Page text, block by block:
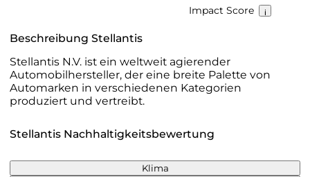
Impact Score
Beschreibung Stellantis
Stellantis N.V. ist ein weltweit agierender
Automobilhersteller, der eine breite Palette von
Automarken in verschiedenen Kategorien
produziert und vertreibt.
Stellantis Nachhaltigkeitsbewertung
Klima